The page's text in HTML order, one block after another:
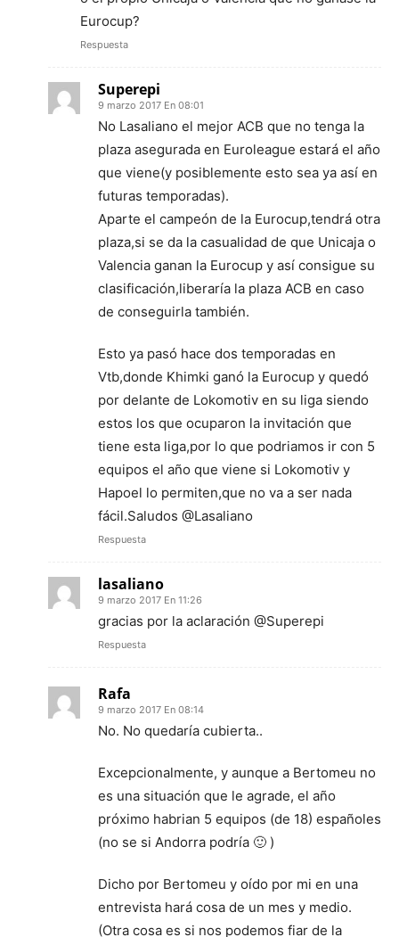
Eurocup?
Respuesta
Superepi
9 marzo 2017 En 08:01
No Lasaliano el mejor ACB que no tenga la
plaza asegurada en Euroleague estará el año
que viene(y posiblemente esto sea ya así en
futuras temporadas).
Aparte el campeón de la Eurocup,tendrá otra
plaza,si se da la casualidad de que Unicaja o
Valencia ganan la Eurocup y así consigue su
clasificación,liberaría la plaza ACB en caso
de conseguirla también.
Esto ya pasó hace dos temporadas en
Vtb,donde Khimki ganó la Eurocup y quedó
por delante de Lokomotiv en su liga siendo
estos los que ocuparon la invitación que
tiene esta liga,por lo que podriamos ir con 5
equipos el año que viene si Lokomotiv y
Hapoel lo permiten,que no va a ser nada
fácil.Saludos @Lasaliano
Respuesta
lasaliano
9 marzo 2017 En 11:26
gracias por la aclaración @Superepi
Respuesta
Rafa
9 marzo 2017 En 08:14
No. No quedaría cubierta..
Excepcionalmente, y aunque a Bertomeu no
es una situación que le agrade, el año
próximo habrian 5 equipos (de 18) españoles
(no se si Andorra podría 🙂 )
Dicho por Bertomeu y oído por mi en una
entrevista hará cosa de un mes y medio.
(Otra cosa es si nos podemos fiar de la